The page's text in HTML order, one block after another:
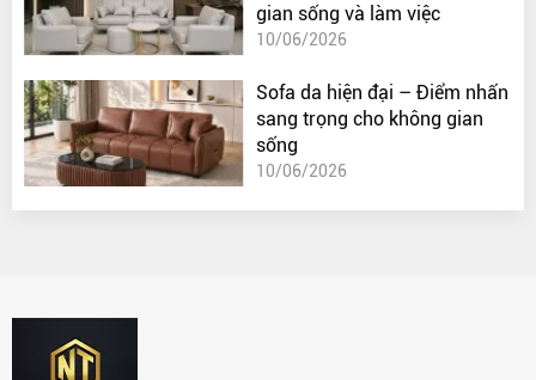
gian sống và làm việc
10/06/2026
Sofa da hiện đại – Điểm nhấn
sang trọng cho không gian
sống
10/06/2026